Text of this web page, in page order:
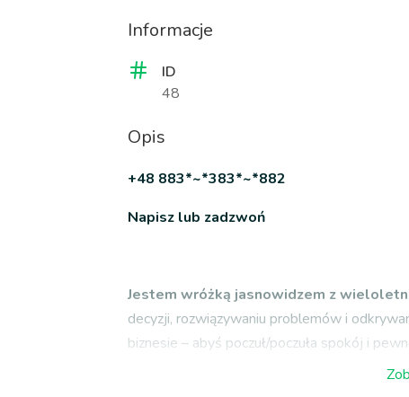
Informacje
ID
48
Opis
+48 883*~*383*~*882
Napisz lub zadzwoń
Jestem wróżką jasnowidzem z
decyzji, rozwiązywaniu problemów i
biznesie – abyś poczuł/poczuła spokój i